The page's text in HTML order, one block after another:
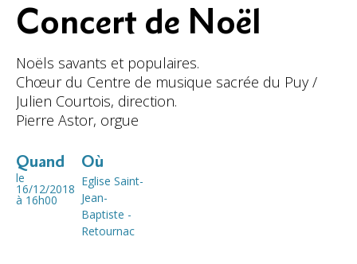
Concert de Noël
Noëls savants et populaires.
Chœur du Centre de musique sacrée du Puy /
Julien Courtois, direction.
Pierre Astor, orgue
Quand
le
16/12/2018
à 16h00
Où
Eglise Saint-
Jean-
Baptiste -
Retournac